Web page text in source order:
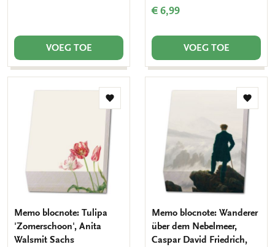
VOEG TOE
€ 6,99
VOEG TOE
Toevoegen
aan
verlanglijst
Memo blocnote: Tulipa
'Zomerschoon', Anita
Walsmit Sachs
aan
Memo blocnote: Wanderer
über dem Nebelmeer,
Caspar David Friedrich,